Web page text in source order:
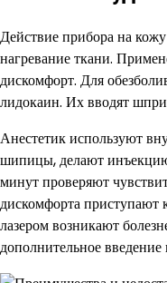
Действие прибора на
нагревание ткани.
дискомфорт. Для
лидокаин. Их вводят
Анестетик используют
шипицы, делают
минут проверяют
дискомфорта приступают
лазером возникают
дополнительное введение